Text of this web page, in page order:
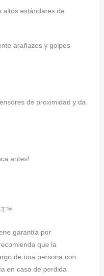
altos estándares de
arañazos y golpes
de proximidad y da
antes!
T™
garantía por
que la
de una persona con
en caso de perdida